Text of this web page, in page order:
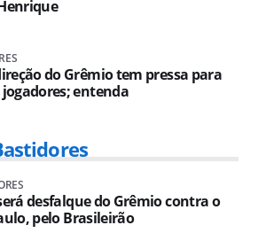
do Grêmio tem pressa para
entenda
desfalque do Grêmio contra o
pelo Brasileirão